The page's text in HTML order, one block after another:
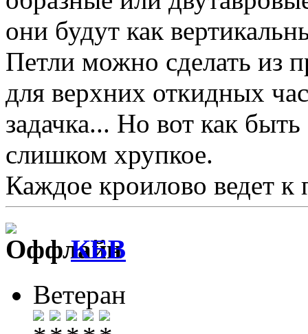
они будут как
Петли можно сделать из
для верхних откидных
задачка... Но вот как
слишком хрупкое.
Каждое кроилово ведет к
КБВ
Ветеран